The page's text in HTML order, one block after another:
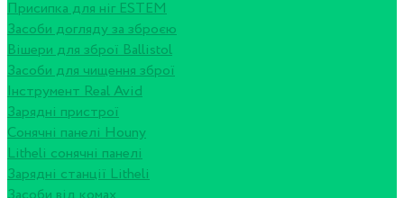
Присипка для ніг ESTEM
Засоби догляду за зброєю
Вішери для зброї Ballistol
Засоби для чищення зброї
Інструмент Real Avid
Зарядні пристрої
Сонячні панелі Houny
Litheli сонячні панелі
Зарядні станції Litheli